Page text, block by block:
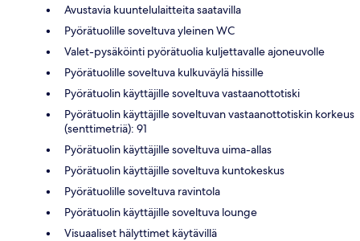
Avustavia kuuntelulaitteita saatavilla
Pyörätuolille soveltuva yleinen WC
Valet-pysäköinti pyörätuolia kuljettavalle ajoneuvolle
Pyörätuolille soveltuva kulkuväylä hissille
Pyörätuolin käyttäjille soveltuva vastaanottotiski
Pyörätuolin käyttäjille soveltuvan vastaanottotiskin korkeus
(senttimetriä): 91
Pyörätuolin käyttäjille soveltuva uima-allas
Pyörätuolin käyttäjille soveltuva kuntokeskus
Pyörätuolille soveltuva ravintola
Pyörätuolin käyttäjille soveltuva lounge
Visuaaliset hälyttimet käytävillä